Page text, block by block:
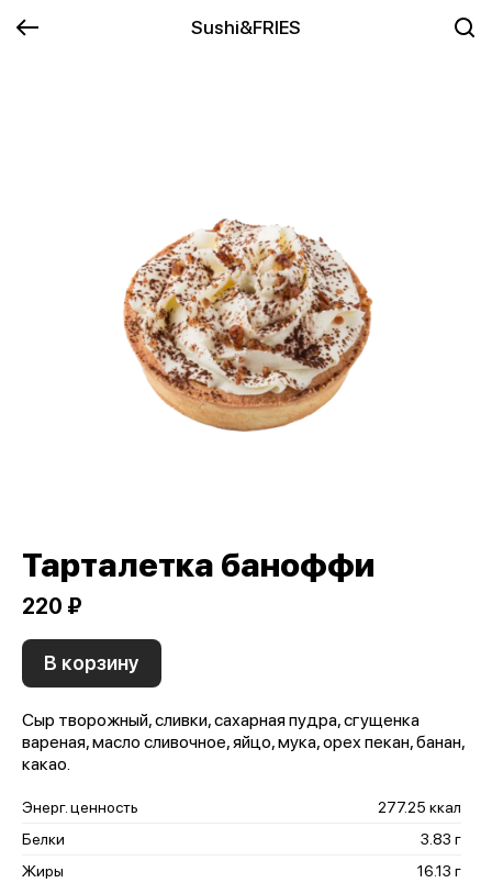
Sushi&FRIES
Тарталетка баноффи
220 ₽
В корзину
Сыр творожный, сливки, сахарная пудра, сгущенка
вареная, масло сливочное, яйцо, мука, орех пекан, банан,
какао.
Энерг. ценность
277.25 ккал
Белки
3.83 г
Жиры
16.13 г